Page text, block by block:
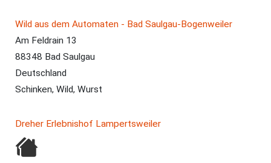
Wild aus dem Automaten - Bad Saulgau-Bogenweiler
Am Feldrain 13
88348 Bad Saulgau
Deutschland
Schinken, Wild, Wurst
Dreher Erlebnishof Lampertsweiler